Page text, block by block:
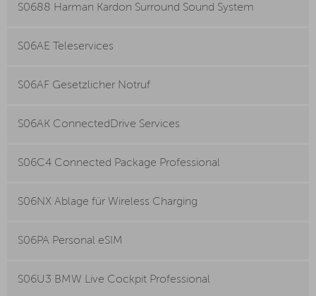
S0688 Harman Kardon Surround Sound System
S06AE Teleservices
S06AF Gesetzlicher Notruf
S06AK ConnectedDrive Services
S06C4 Connected Package Professional
S06NX Ablage für Wireless Charging
S06PA Personal eSIM
S06U3 BMW Live Cockpit Professional